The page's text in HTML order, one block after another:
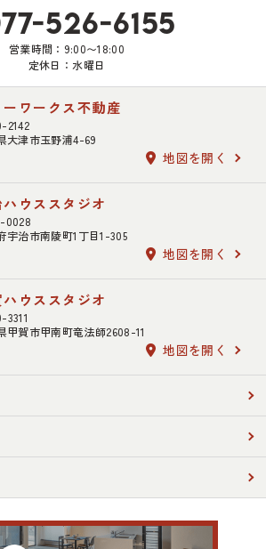
526-6155
営業時間：9:00〜18:00
定休日：水曜日
ーワークス不動産
2142
大津市玉野浦4-69
地図を開く
ハウススタジオ
0028
宇治市南陵町1丁目1-305
地図を開く
ハウススタジオ
3311
甲賀市甲南町竜法師2608-11
地図を開く